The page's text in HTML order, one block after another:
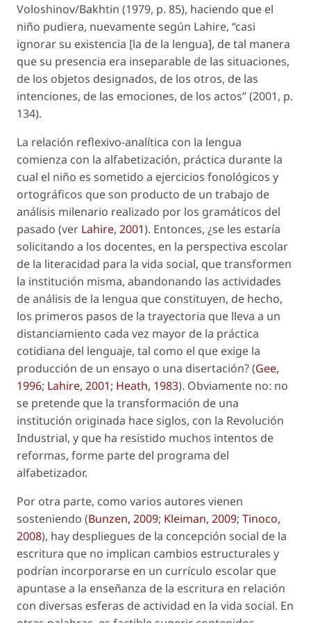
Voloshinov/Bakhtin (1979, p. 85), haciendo que el
niño pudiera, nuevamente según Lahire, “casi
ignorar su existencia [la de la lengua], de tal manera
que su presencia era inseparable de las situaciones,
de los objetos designados, de los otros, de las
intenciones, de las emociones, de los actos” (2001, p.
134).
La relación reflexivo-analítica con la lengua
comienza con la alfabetización, práctica durante la
cual el niño es sometido a ejercicios fonológicos y
ortográficos que son producto de un trabajo de
análisis milenario realizado por los gramáticos del
pasado (ver Lahire, 2001). Entonces, ¿se les estaría
solicitando a los docentes, en la perspectiva escolar
de la literacidad para la vida social, que transformen
la institución misma, abandonando las actividades
de análisis de la lengua que constituyen, de hecho,
los primeros pasos de la trayectoria que lleva a un
distanciamiento cada vez mayor de la práctica
cotidiana del lenguaje, tal como el que exige la
producción de un ensayo o una disertación? (Gee,
1996; Lahire, 2001; Heath, 1983). Obviamente no: no
se pretende que la transformación de una
institución originada hace siglos, con la Revolución
Industrial, y que ha resistido muchos intentos de
reformas, forme parte del programa del
alfabetizador.
Por otra parte, como varios autores vienen
sosteniendo (Bunzen, 2009; Kleiman, 2009; Tinoco,
2008), hay despliegues de la concepción social de la
escritura que no implican cambios estructurales y
podrían incorporarse en un currículo escolar que
apuntase a la enseñanza de la escritura en relación
con diversas esferas de actividad en la vida social. En